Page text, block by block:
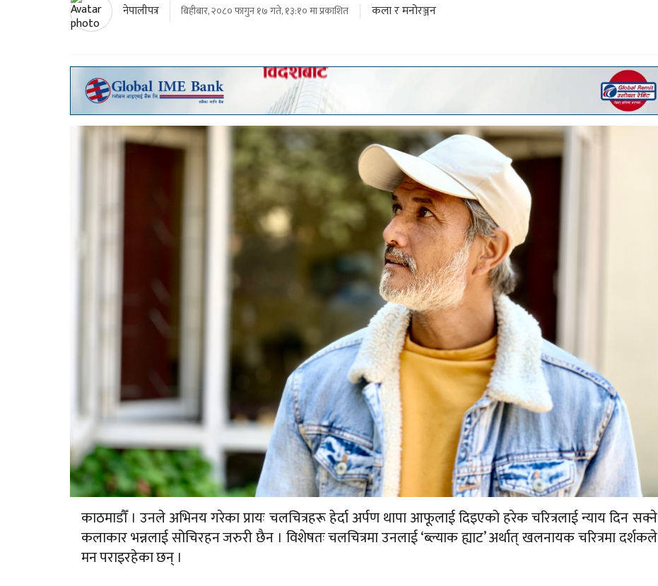
नेपालीपत्र बिहीबार, २०८० फागुन १७ गते, १३:१० मा प्रकाशित कला र मनोरञ्जन
काठमाडौँ । उनले अभिनय गरेका प्रायः चलचित्रहरू हेर्दा अर्पण थापा आफूलाई दिइएको हरेक चरित्रलाई न्याय दिन सक्ने
कलाकार भन्नलाई सोचिरहन जरुरी छैन । विशेषतः चलचित्रमा उनलाई ‘ब्ल्याक ह्याट’ अर्थात् खलनायक चरित्रमा दर्शकले
मन पराइरहेका छन् ।